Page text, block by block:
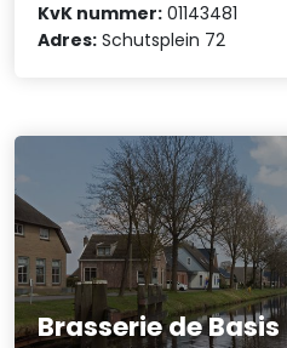
KvK nummer: 01143481
Adres: Schutsplein 72
Brasserie de Basis